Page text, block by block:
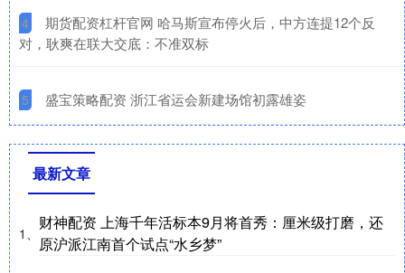
4
​期货配资杠杆官网 哈马斯宣布停火后，中方连提12个反
对，耿爽在联大交底：不准双标
5 ​盛宝策略配资 浙江省运会新建场馆初露雄姿
最新文章
1、
财神配资 上海千年活标本9月将首秀：厘米级打磨，还
原沪派江南首个试点“水乡梦”